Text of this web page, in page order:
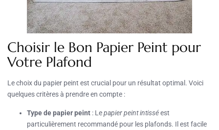
Choisir le Bon Papier Peint pour
Votre Plafond
Le choix du papier peint est crucial pour un résultat optimal. Voici
quelques critères à prendre en compte :
Type de papier peint : Lepapier peint intisséest
particulièrement recommandé pour les plafonds. Il est facile